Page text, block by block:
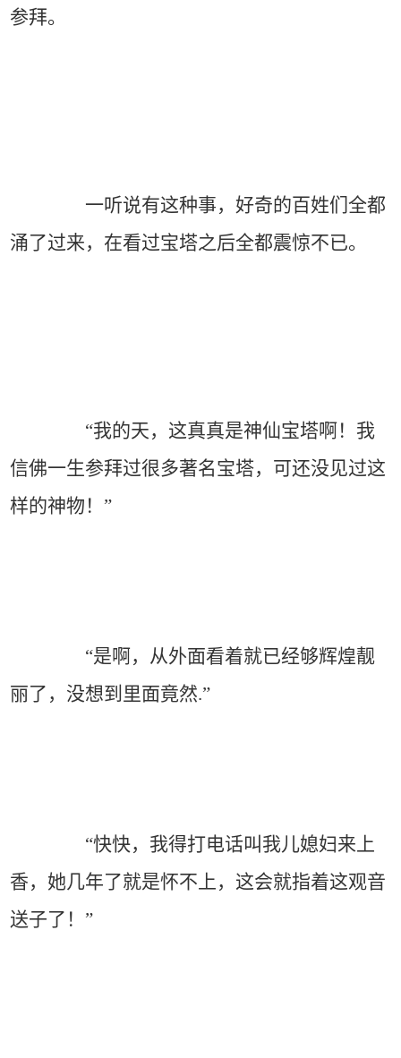
参拜。
一听说有这种事，好奇的百姓们全都
涌了过来，在看过宝塔之后全都震惊不已。
“我的天，这真真是神仙宝塔啊！我
信佛一生参拜过很多著名宝塔，可还没见过这
样的神物！”
“是啊，从外面看着就已经够辉煌靓
丽了，没想到里面竟然.”
“快快，我得打电话叫我儿媳妇来上
香，她几年了就是怀不上，这会就指着这观音
送子了！”